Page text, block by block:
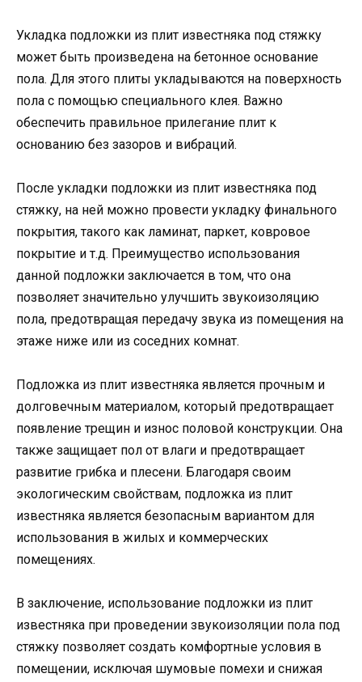
Укладка подложки из плит известняка под стяжку
может быть произведена на бетонное основание
пола. Для этого плиты укладываются на поверхность
пола с помощью специального клея. Важно
обеспечить правильное прилегание плит к
основанию без зазоров и вибраций.
После укладки подложки из плит известняка под
стяжку, на ней можно провести укладку финального
покрытия, такого как ламинат, паркет, ковровое
покрытие и т.д. Преимущество использования
данной подложки заключается в том, что она
позволяет значительно улучшить звукоизоляцию
пола, предотвращая передачу звука из помещения на
этаже ниже или из соседних комнат.
Подложка из плит известняка является прочным и
долговечным материалом, который предотвращает
появление трещин и износ половой конструкции. Она
также защищает пол от влаги и предотвращает
развитие грибка и плесени. Благодаря своим
экологическим свойствам, подложка из плит
известняка является безопасным вариантом для
использования в жилых и коммерческих
помещениях.
В заключение, использование подложки из плит
известняка при проведении звукоизоляции пола под
стяжку позволяет создать комфортные условия в
помещении, исключая шумовые помехи и снижая